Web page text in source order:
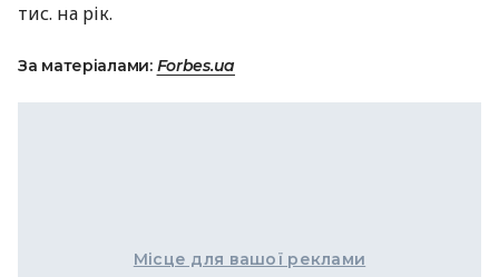
тис. на рік.
За матеріалами: Forbes.ua
Місце для вашої реклами